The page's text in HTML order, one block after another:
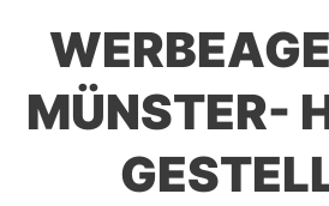
MÜNSTER-